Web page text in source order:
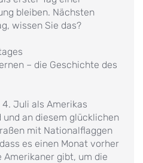
bleiben. Nächsten
wissen Sie das?
– die Geschichte des
Juli als Amerikas
an diesem glücklichen
mit Nationalflaggen
es einen Monat vorher
gibt, um die